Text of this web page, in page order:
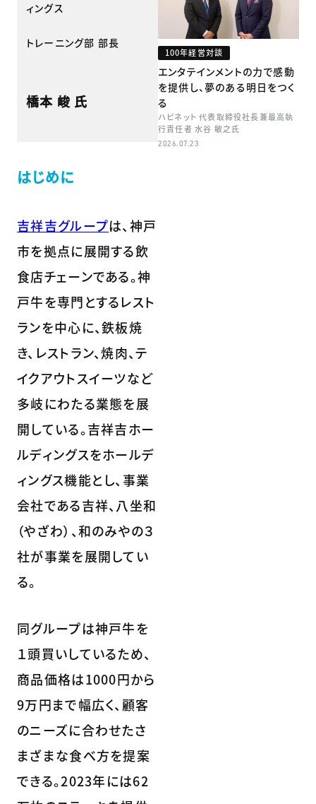
ィングス
トレーニング部 部長
橋本 峻 氏
はじめに
吉祥吉グループは、神戸
市を拠点に展開する飲
食店チェーンである。神
戸牛を専門とするレスト
ランを中心に、鉄板焼
き、レストラン、焼肉、テ
イクアウトスイーツなど
多岐にわたる業態を展
開している。吉祥吉ホー
ルディングスをホールデ
ィングス機能とし、事業
会社である吉祥、八坐和
（やざわ）、和のみやの３
社が事業を展開してい
る。
同グループは神戸牛を
１頭買いしているため、
商品価格は1000円から
9万円まで幅広く、顧客
のニーズに合わせたさ
まざまな食べ方を提案
できる。2023年には62
100年経営対談
エンタテインメントの力で感動
を提供し、夢のある明日をつく
る
ハピネット 代表取締役社長兼最高執
行責任者 水谷 敏之氏
2026.07.23